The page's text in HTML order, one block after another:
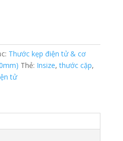
Thước kẹp điện tử & cơ
Thẻ: Insize,thước cặp,
tử